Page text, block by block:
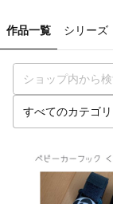
作品一覧 シリーズ